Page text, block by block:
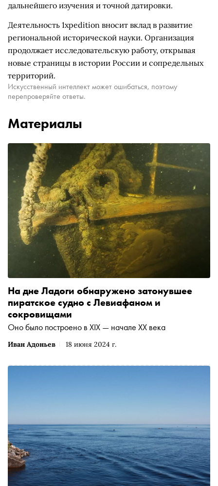
дальнейшего изучения и точной датировки.
Деятельность 1xpedition вносит вклад в развитие
региональной исторической науки. Организация
продолжает исследовательскую работу, открывая
новые страницы в истории России и сопредельных
территорий.
Искусственный интеллект может ошибаться, поэтому
перепроверяйте ответы.
Материалы
Иван Адоньев 18 июня 2024 г.
На дне Ладоги обнаружено затонувшее
пиратское судно с Левиафаном и
сокровищами
Оно было построено в XIX — начале XX века